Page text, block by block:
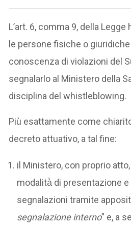
L’art. 6, comma 9, della
le persone fisiche o
conoscenza di violazioni del
segnalarlo al Ministero della
disciplina del whistleblowing.
Più esattamente come
decreto attuativo, a tal fine:
il Ministero, con proprio
modalità̀ di presentazione
segnalazioni tramite
segnalazione interno” e, a